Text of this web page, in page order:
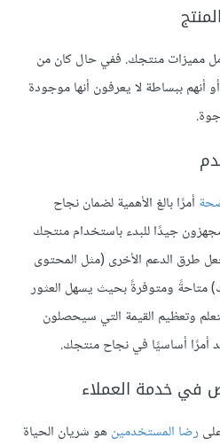
مميزات منتجك. ففي حال كان من
أنهم ببساطة لا يعرفون أنها موجودة
أمرًا بالغ الأهمية لضمان نجاح
جيدًا للبدء باستخدام منتجك
طرق الدعم الأخرى (مثل المحتوى
متاحةً ومتوفرةً بحيث يسهل العثور
وتعظيم القيمة التي سيحصلون
أمرًا أساسيًا في نجاح منتجك.
رضا المستخدمينهو شريان الحياة